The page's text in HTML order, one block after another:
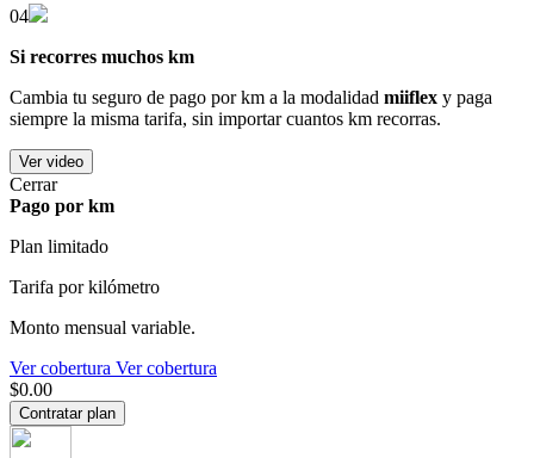
04
Si recorres muchos km
Cambia tu seguro de pago por km a la modalidad miiflex y paga
siempre la misma tarifa, sin importar cuantos km recorras.
Ver video
Cerrar
Pago por km
Plan limitado
Tarifa por kilómetro
Monto mensual variable.
Ver cobertura Ver cobertura
$0.00
Contratar plan